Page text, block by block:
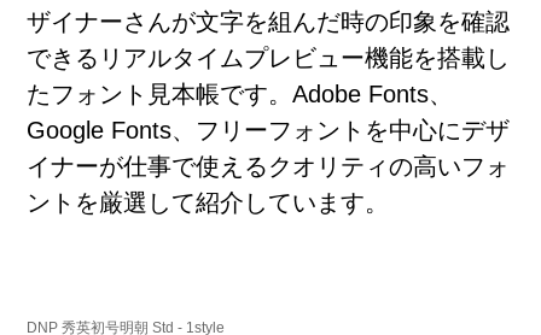
ザイナーさんが文字を組 んだ時の印象 を確認
できるリアルタイムプレビュー機能を搭載 し
たフォント 見本帳です。Adobe Fonts、
Google Fonts、フリーフォントを中心にデザ
イナーが仕事で使えるクオリティの高いフォ
ントを厳選 して紹介 しています。
DNP 秀英初号明朝 Std - 1style
欧文・英語フォント
ゴシック体 丸ゴシック体 明朝体 スラブセリフ